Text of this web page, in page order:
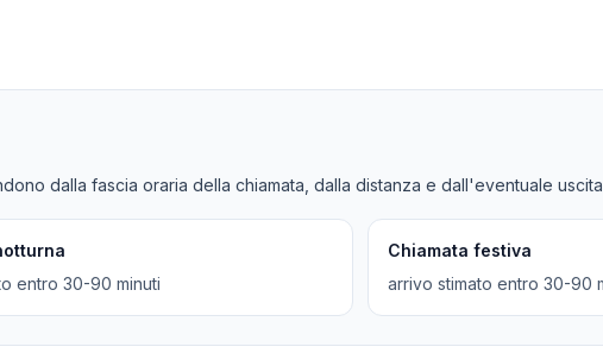
dalla fascia oraria della chiamata, dalla distanza e dall'eventuale
entro 30-90 minuti
Chiamata festiva
arrivo stimato entro 30-90